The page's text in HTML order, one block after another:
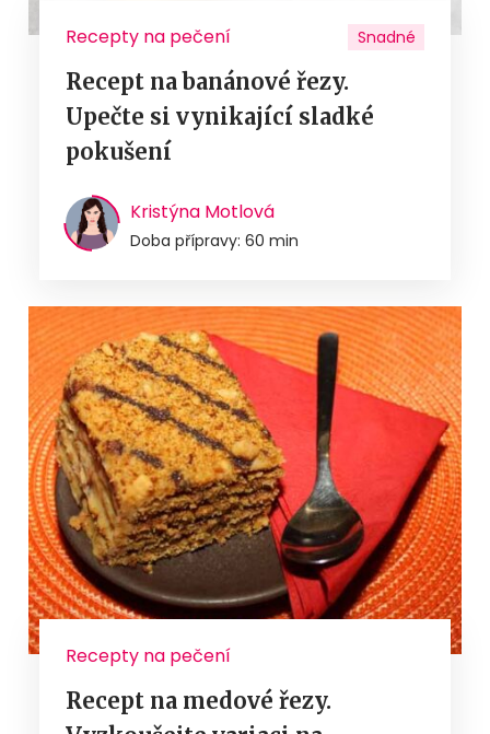
Recepty na pečení Snadné
Recept na banánové řezy.
Upečte si vynikající sladké
pokušení
Kristýna Motlová
Doba přípravy: 60 min
Recepty na pečení
Recept na medové řezy.